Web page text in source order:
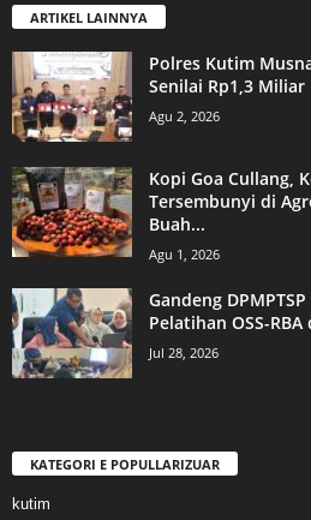
ARTIKEL LAINNYA
Polres Kutim
Senilai Rp1,3 Miliar
Agu 2, 2026
Kopi Goa Cullang,
Tersembunyi di
Buah...
Agu 1, 2026
Gandeng
Pelatihan OSS-RBA
Jul 28, 2026
KATEGORI E POPULLARIZUAR
kutim